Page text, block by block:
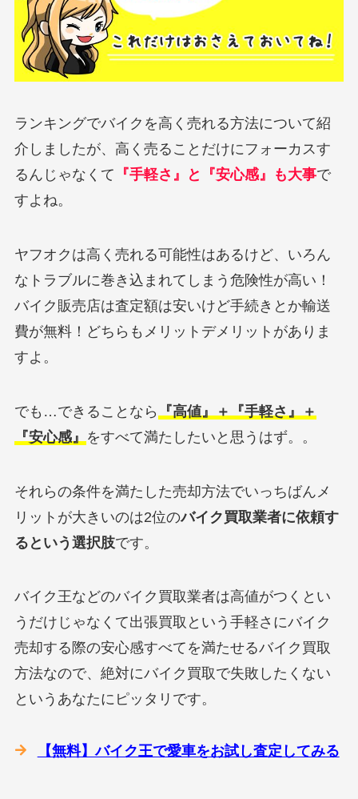
ランキングでバイクを高く売れる方法について紹
介しましたが、高く売ることだけにフォーカスす
るんじゃなくて 『手軽さ』と『安心感』も大事で
すよね。
ヤフオクは高く売れる可能性はあるけど、いろん
なトラブルに巻き込まれてしまう危険性が高い！
バイク販売店は査定額は安いけど手続きとか輸送
費が無料！どちらもメリットデメリットがありま
すよ。
でも…できることなら
『高値』＋『手軽さ』＋
『安心感』 をすべて満たしたいと思うはず。。
それらの条件を満たした売却方法でいっちばんメ
リットが大きいのは2位のバイク買取業者に依頼す
るという選択肢です。
バイク王などのバイク買取業者は高値がつくとい
うだけじゃなくて出張買取という手軽さにバイク
売却する際の安心感すべてを満たせるバイク買取
方法なので、絶対にバイク買取で失敗したくない
というあなたにピッタリです。
【無料】バイク王で愛車をお試し査定してみる